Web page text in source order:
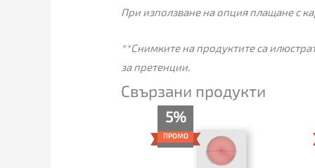
При използване на опция плащане с
**Снимките на продуктите са
за претенции.
Свързани продукти
5%
ПРОМО
was:
223.00€
(436.15